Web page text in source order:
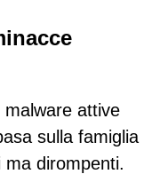
attive
sulla famiglia
dirompenti.